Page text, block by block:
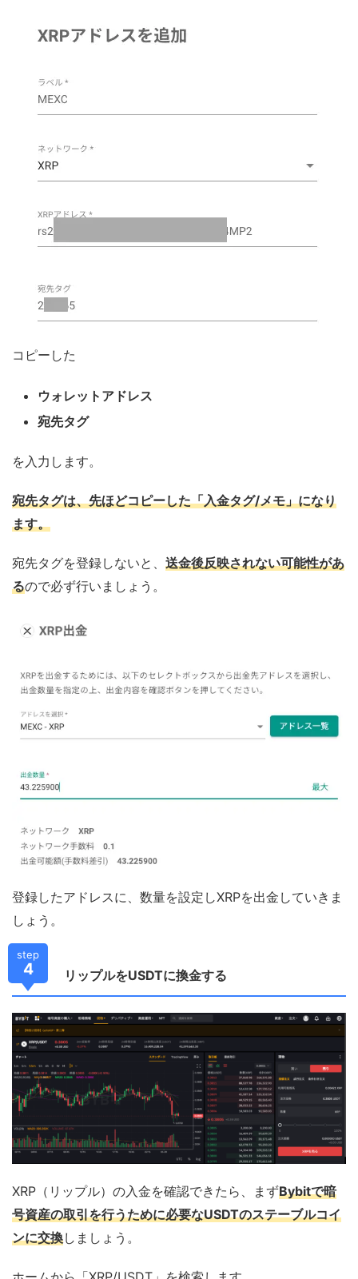
コピーした
ウォレットアドレス
宛先タグ
を入力します。
宛先タグは、先ほどコピーした「入金タグ/メモ」になり
ます。
宛先タグを登録しないと、 送金後反映されない可能性があ
るので必ず行いましょう。
登録したアドレスに、数量を設定しXRPを出金していきま
しょう。
step
4 リップルをUSDTに換金する
XRP（リップル）の入金を確認できたら、まずBybitで暗
号資産の取引を行うために必要なUSDTのステーブルコイ
ンに交換しましょう。